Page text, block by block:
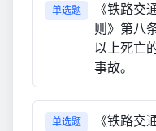
单选题
《铁路交
则》第八
以上死亡
事故。
单选题
《铁路交